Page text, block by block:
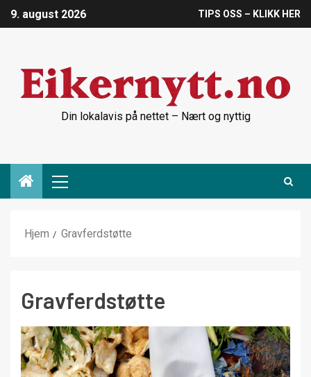
9. august 2026 TIPS OSS – KLIKK HER
Din lokalavis på nettet – Nært og nyttig
Hjem Gravferdstøtte
Gravferdstøtte